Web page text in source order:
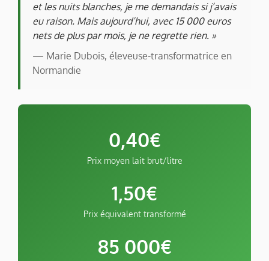
et les nuits blanches, je me demandais si j’avais
eu raison. Mais aujourd’hui, avec 15 000 euros
nets de plus par mois, je ne regrette rien. »
— Marie Dubois, éleveuse-transformatrice en
Normandie
0,40€
Prix moyen lait brut/litre
1,50€
Prix équivalent transformé
85 000€